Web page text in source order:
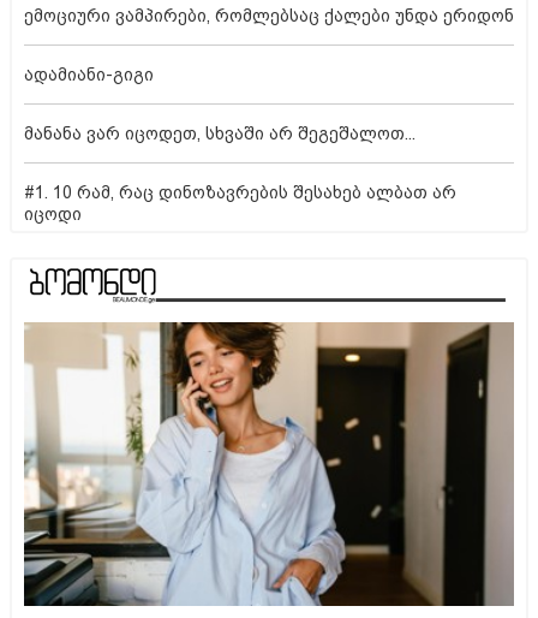
ემოციური ვამპირები, რომლებსაც ქალები უნდა ერიდონ
ადამიანი-გიგი
მანანა ვარ იცოდეთ, სხვაში არ შეგეშალოთ...
#1. 10 რამ, რაც დინოზავრების შესახებ ალბათ არ
იცოდი